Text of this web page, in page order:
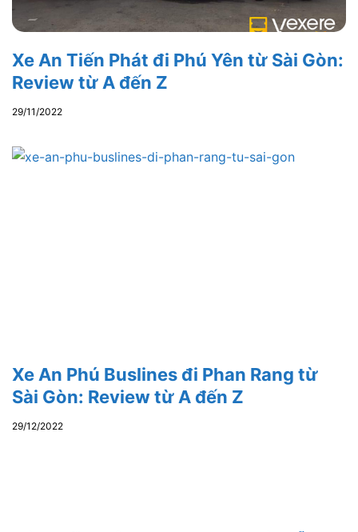
Xe An Tiến Phát đi Phú Yên từ Sài Gòn:
Review từ A đến Z
29/11/2022
Xe An Phú Buslines đi Phan Rang từ
Sài Gòn: Review từ A đến Z
29/12/2022